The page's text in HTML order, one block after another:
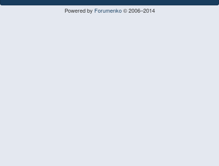
Powered by Forumenko© 2006–2014